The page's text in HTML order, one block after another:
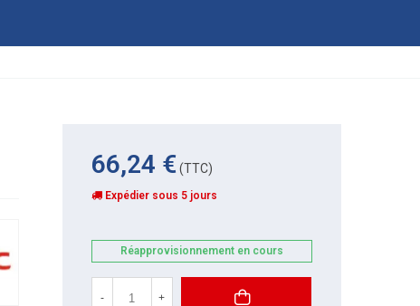
66,24 €(TTC)
Expédier sous 5 jours
Réapprovisionnement en cours
- +